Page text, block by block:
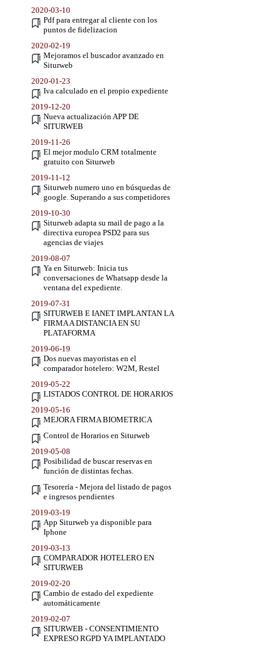
2020-03-10
Pdf para entregar al cliente con los
puntos de fidelizacion
2020-02-19
Mejoramos el buscador avanzado en
Siturweb
2020-01-23
Iva calculado en el propio expediente
2019-12-20
Nueva actualización APP DE
SITURWEB
2019-11-26
El mejor modulo CRM totalmente
gratuito con Siturweb
2019-11-12
Siturweb numero uno en búsquedas de
google. Superando a sus competidores
2019-10-30
Siturweb adapta su mail de pago a la
directiva europea PSD2 para sus
agencias de viajes
2019-08-07
Ya en Siturweb: Inicia tus
conversaciones de Whatsapp desde la
ventana del expediente.
2019-07-31
SITURWEB E IANET IMPLANTAN LA
FIRMA A DISTANCIA EN SU
PLATAFORMA
2019-06-19
Dos nuevas mayoristas en el
comparador hotelero: W2M, Restel
2019-05-22
LISTADOS CONTROL DE HORARIOS
2019-05-16
MEJORA FIRMA BIOMETRICA
Control de Horarios en Siturweb
2019-05-08
Posibilidad de buscar reservas en
función de distintas fechas.
Tesorería - Mejora del listado de pagos
e ingresos pendientes
2019-03-19
App Siturweb ya disponible para
Iphone
2019-03-13
COMPARADOR HOTELERO EN
SITURWEB
2019-02-20
Cambio de estado del expediente
automáticamente
2019-02-07
SITURWEB - CONSENTIMIENTO
EXPRESO RGPD YA IMPLANTADO